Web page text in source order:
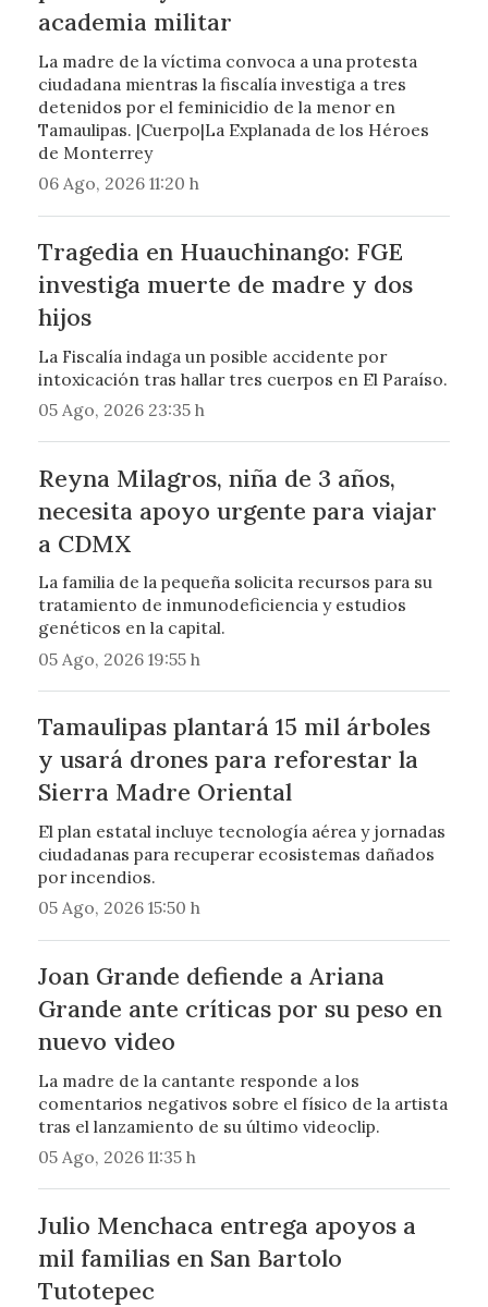
academia militar
La madre de la víctima convoca a una protesta
ciudadana mientras la fiscalía investiga a tres
detenidos por el feminicidio de la menor en
Tamaulipas. |Cuerpo|La Explanada de los Héroes
de Monterrey
06 Ago, 2026 11:20 h
Tragedia en Huauchinango: FGE
investiga muerte de madre y dos
hijos
La Fiscalía indaga un posible accidente por
intoxicación tras hallar tres cuerpos en El Paraíso.
05 Ago, 2026 23:35 h
Reyna Milagros, niña de 3 años,
necesita apoyo urgente para viajar
a CDMX
La familia de la pequeña solicita recursos para su
tratamiento de inmunodeficiencia y estudios
genéticos en la capital.
05 Ago, 2026 19:55 h
Tamaulipas plantará 15 mil árboles
y usará drones para reforestar la
Sierra Madre Oriental
El plan estatal incluye tecnología aérea y jornadas
ciudadanas para recuperar ecosistemas dañados
por incendios.
05 Ago, 2026 15:50 h
Joan Grande defiende a Ariana
Grande ante críticas por su peso en
nuevo video
La madre de la cantante responde a los
comentarios negativos sobre el físico de la artista
tras el lanzamiento de su último videoclip.
05 Ago, 2026 11:35 h
Julio Menchaca entrega apoyos a
mil familias en San Bartolo
Tutotepec